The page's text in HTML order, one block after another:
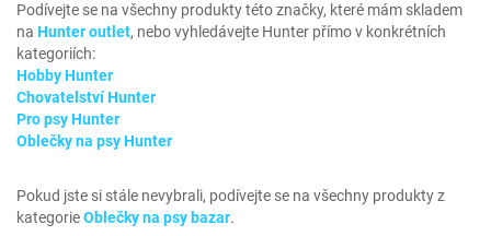
Podívejte se na všechny produkty této značky, které mám skladem
na Hunter outlet, nebo vyhledávejte Hunter přímo v konkrétních
kategoriích:
Hobby Hunter
Chovatelství Hunter
Pro psy Hunter
Oblečky na psy Hunter
Pokud jste si stále nevybrali, podívejte se na všechny produkty z
kategorieOblečky na psy bazar.